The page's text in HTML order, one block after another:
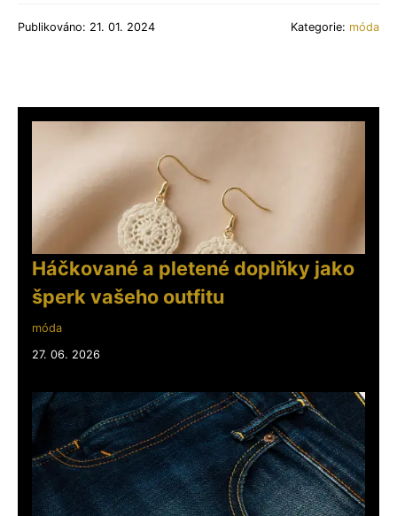
Publikováno: 21. 01. 2024 Kategorie: móda
Háčkované a pletené doplňky jako
šperk vašeho outfitu
móda
27. 06. 2026